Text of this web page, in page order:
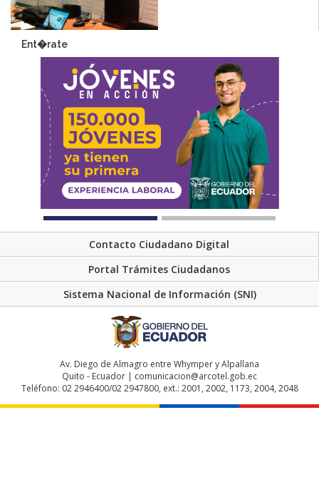
Ent�rate
Contacto Ciudadano Digital
Portal Trámites Ciudadanos
Sistema Nacional de Información (SNI)
Av. Diego de Almagro entre Whymper y Alpallana
Quito - Ecuador | comunicacion@arcotel.gob.ec
Teléfono: 02 2946400/02 2947800, ext.: 2001, 2002, 1173, 2004, 2048